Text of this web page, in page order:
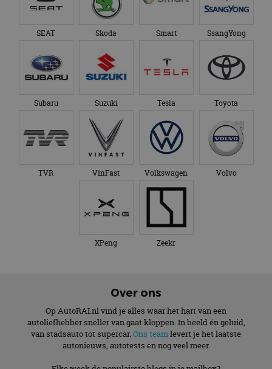
SEAT Skoda Smart SsangYong
Subaru Suzuki Tesla Toyota
TVR VinFast Volkswagen Volvo
XPeng Zeekr
Over ons
Op AutoRAI.nl vind je alles waar het hart van een
autoliefhebber sneller van gaat kloppen. In beeld én geluid,
van stadsauto tot supercar. Ons teamlevert je het laatste
autonieuws, autotests en nog veel meer.